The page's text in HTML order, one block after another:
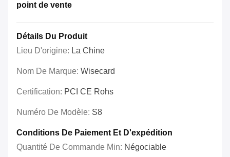
point de vente
Détails Du Produit
Lieu D'origine: La Chine
Nom De Marque: Wisecard
Certification: PCI CE Rohs
Numéro De Modèle: S8
Conditions De Paiement Et D'expédition
Quantité De Commande Min: Négociable